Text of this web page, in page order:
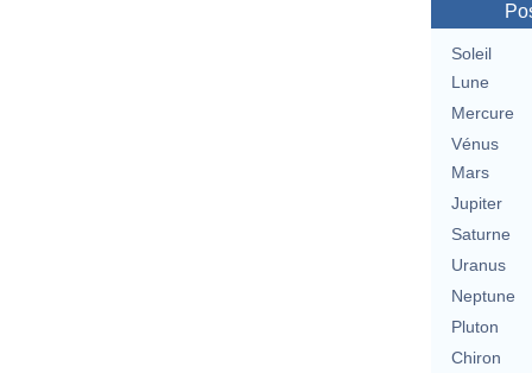
Soleil
Lune
Mercure
Vénus
Mars
Jupiter
Saturne
Uranus
Neptune
Pluton
Chiron